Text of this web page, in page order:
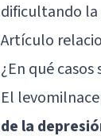
dificultando la
Artículo
¿En qué casos
El
de la